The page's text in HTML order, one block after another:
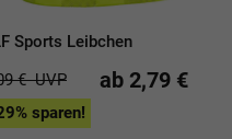
Sports Leibchen
€UVP ab 2,79 €
sparen!